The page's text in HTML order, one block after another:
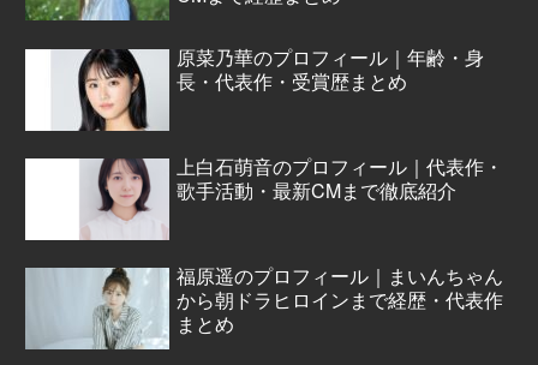
原菜乃華のプロフィール｜年齢・身
長・代表作・受賞歴まとめ
上白石萌音のプロフィール｜代表作・
歌手活動・最新CMまで徹底紹介
福原遥のプロフィール｜まいんちゃん
から朝ドラヒロインまで経歴・代表作
まとめ